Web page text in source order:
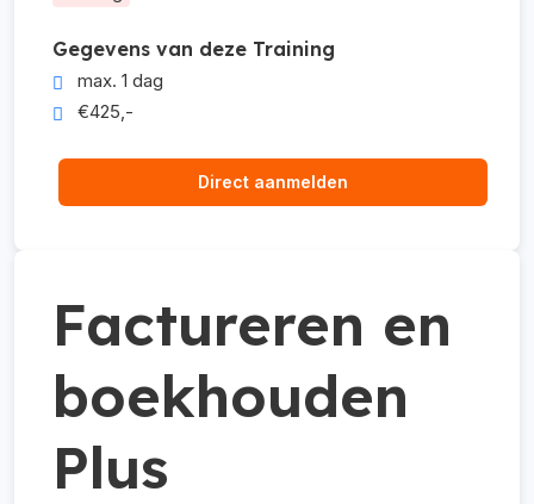
Gegevens van deze Training
max. 1 dag
€425,-
Direct aanmelden
Factureren en
boekhouden
Plus